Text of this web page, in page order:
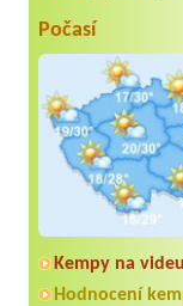
Počasí
Kempy na videu
Hodnocení